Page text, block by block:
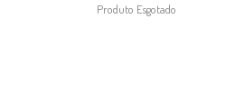
Produto Esgotado